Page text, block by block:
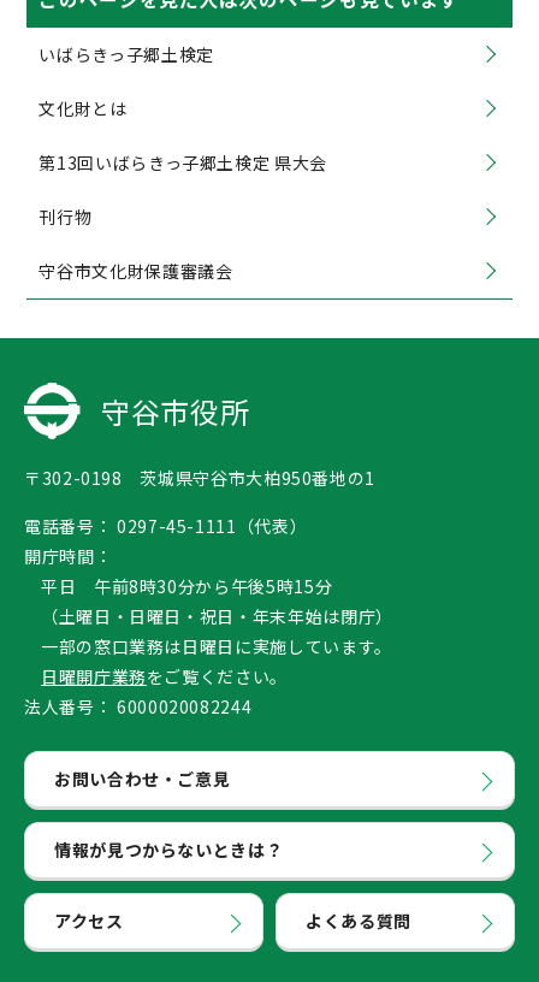
いばらきっ子郷土検定
文化財とは
第13回いばらきっ子郷土検定 県大会
刊行物
守谷市文化財保護審議会
守谷市役所
〒302-0198 茨城県守谷市大柏950番地の1
電話番号： 0297-45-1111（代表）
開庁時間：
平日 午前8時30分から午後5時15分
（土曜日・日曜日・祝日・年末年始は閉庁）
一部の窓口業務は日曜日に実施しています。
日曜開庁業務をご覧ください。
法人番号： 6000020082244
お問い合わせ・ご意見
情報が見つからないときは？
アクセス よくある質問